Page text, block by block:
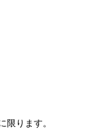
ります。